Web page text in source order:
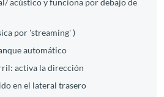
acústico y funciona por debajo de
por 'streaming' )
automático
activa la dirección
en el lateral trasero